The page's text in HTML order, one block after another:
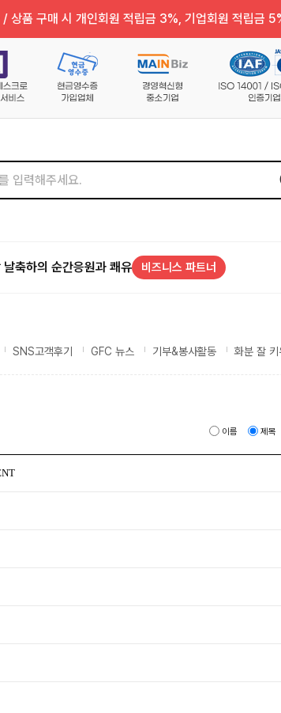
상품 구매 시 개인회원 적립금 3%, 기업회원 적립금
날축하의 순간응원과 쾌유 비즈니스 파트너
SNS고객후기 GFC 뉴스 기부&봉사활동 화분 잘 키
이름 제목